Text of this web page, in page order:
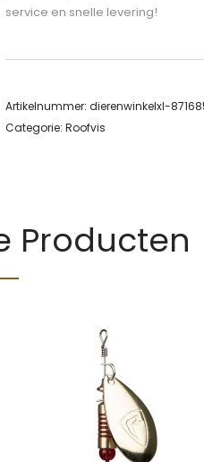
service en snelle levering!
Artikelnummer: dierenwinkelxl-
Categorie: Roofvis
Producten